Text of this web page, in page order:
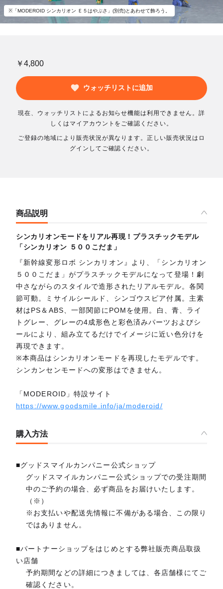
※「MODEROID シンカリオン Ｅ５はやぶさ」(別売)とあわせて飾ろう。
￥4,800
ウォッチリストに追加
現在、ウォッチリストによるお知らせ機能は利用できません。詳
しくはマイアカウントをご確認ください。
ご登録の地域により販売状況が異なります。正しい販売状況はロ
グインしてご確認ください。
商品説明
シンカリオンモードをリアル再現！プラスチックモデル
「シンカリオン ５００こだま」
『新幹線変形ロボ シンカリオン』より、「シンカリオン
５００こだま」がプラスチックモデルになって登場！劇
中さながらのスタイルで造形されたリアルモデル。各関
節可動。ミサイルシールド、シンゴウスピア付属。主素
材はPS＆ABS、一部関節にPOMを使用。白、青、ライ
トグレー、グレーの4成形色と彩色済みパーツおよびシ
ールにより、組み立てるだけでイメージに近い色分けを
再現できます。
※本商品はシンカリオンモードを再現したモデルです。
シンカンセンモードへの変形はできません。
「MODEROID」特設サイト
https://www.goodsmile.info/ja/moderoid/
購入方法
■グッドスマイルカンパニー公式ショップ
グッドスマイルカンパニー公式ショップでの受注期間
中のご予約の場合、必ず商品をお届けいたします。
（※）
※お支払いや配送先情報に不備がある場合、この限り
ではありません。
■パートナーショップをはじめとする弊社販売商品取扱
い店舗
予約期間などの詳細につきましては、各店舗様にてご
確認ください。